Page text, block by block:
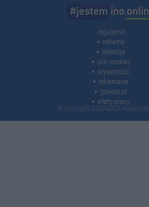
regulamin
reklama
redakcja
pliki cookies
prywatność
reklamacje
gowork.pl
oferty pracy
© copyright 2000-2026 Ino-online